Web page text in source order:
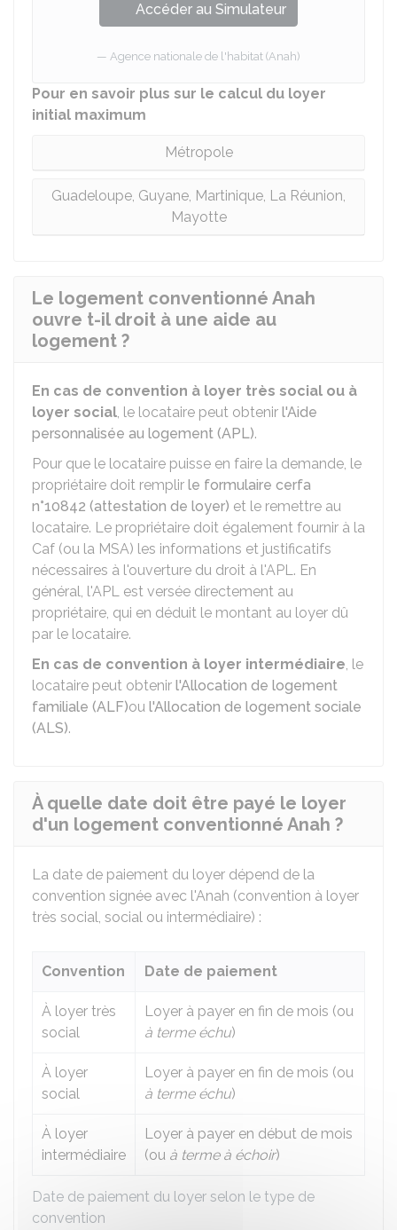
Accéder au Simulateur
Agence nationale de l'habitat (Anah)
Pour en savoir plus sur le calcul du loyer
initial maximum
Métropole
Guadeloupe, Guyane, Martinique, La Réunion,
Mayotte
Le logement conventionné Anah
ouvre t-il droit à une aide au
logement ?
En cas de convention à loyer très social ou à
loyer social, le locataire peut obtenir l'Aide
personnalisée au logement (APL).
Pour que le locataire puisse en faire la demande, le
propriétaire doit remplir le formulaire cerfa
n°10842 (attestation de loyer) et le remettre au
locataire. Le propriétaire doit également fournir à la
Caf (ou la MSA) les informations et justificatifs
nécessaires à l'ouverture du droit à l'APL. En
général, l'APL est versée directement au
propriétaire, qui en déduit le montant au loyer dû
par le locataire.
En cas de convention à loyer intermédiaire, le
locataire peut obtenir l'Allocation de logement
familiale (ALF)ou l'Allocation de logement sociale
(ALS).
À quelle date doit être payé le loyer
d'un logement conventionné Anah ?
La date de paiement du loyer dépend de la
convention signée avec l'Anah (convention à loyer
très social, social ou intermédiaire) :
Date de paiement du loyer selon le type de
convention
Convention Date de paiement
À loyer très
social
Loyer à payer en fin de mois (ou
à terme échu)
À loyer
social
Loyer à payer en fin de mois (ou
à terme échu)
À loyer
intermédiaire
Loyer à payer en début de mois
(ou à terme à échoir)